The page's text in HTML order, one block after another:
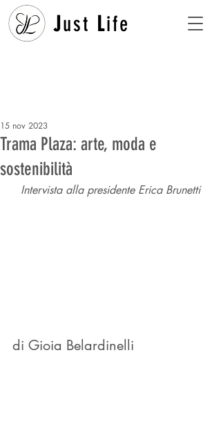
Just Life
Trama Plaza: arte, moda e
sostenibilità
15 nov 2023
Intervista alla presidente Erica Brunetti
di Gioia Belardinelli